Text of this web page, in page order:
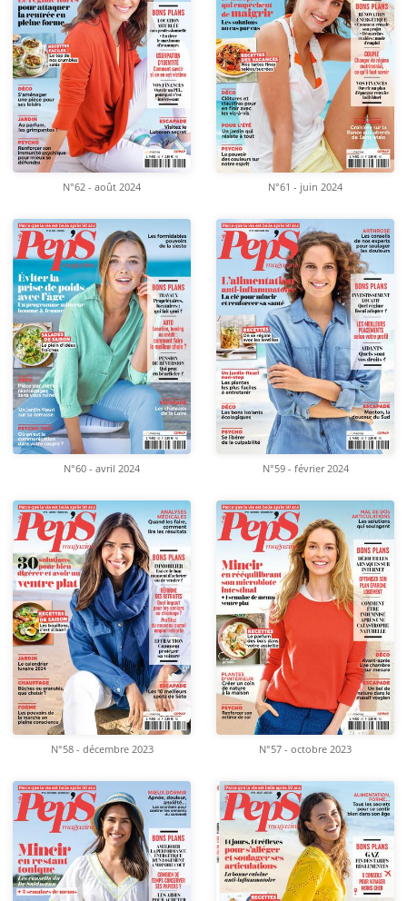
N°62 - août 2024 N°61 - juin 2024
N°60 - avril 2024 N°59 - février 2024
N°58 - décembre 2023 N°57 - octobre 2023